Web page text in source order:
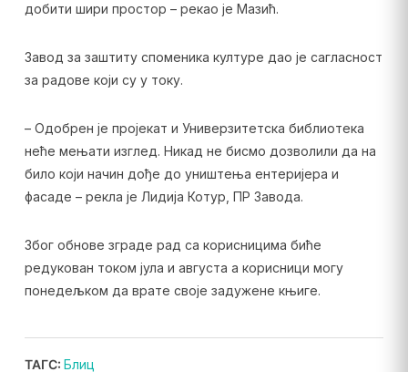
добити шири простор – рекао је Мазић.
Завод за заштиту споменика културе дао је сагласност
за радове који су у току.
– Одобрен је пројекат и Универзитетска библиотека
неће мењати изглед. Никад не бисмо дозволили да на
било који начин дође до уништења ентеријера и
фасаде – рекла је Лидија Котур, ПР Завода.
Због обнове зграде рад са корисницима биће
редукован током јула и августа а корисници могу
понедељком да врате своје задужене књиге.
220-902,
2В0-621,
ТАГС: Блиц